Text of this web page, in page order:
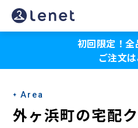
外
ヶ
町
の
宅
初回限定！
ご注文
Area
外ヶ浜町の宅配